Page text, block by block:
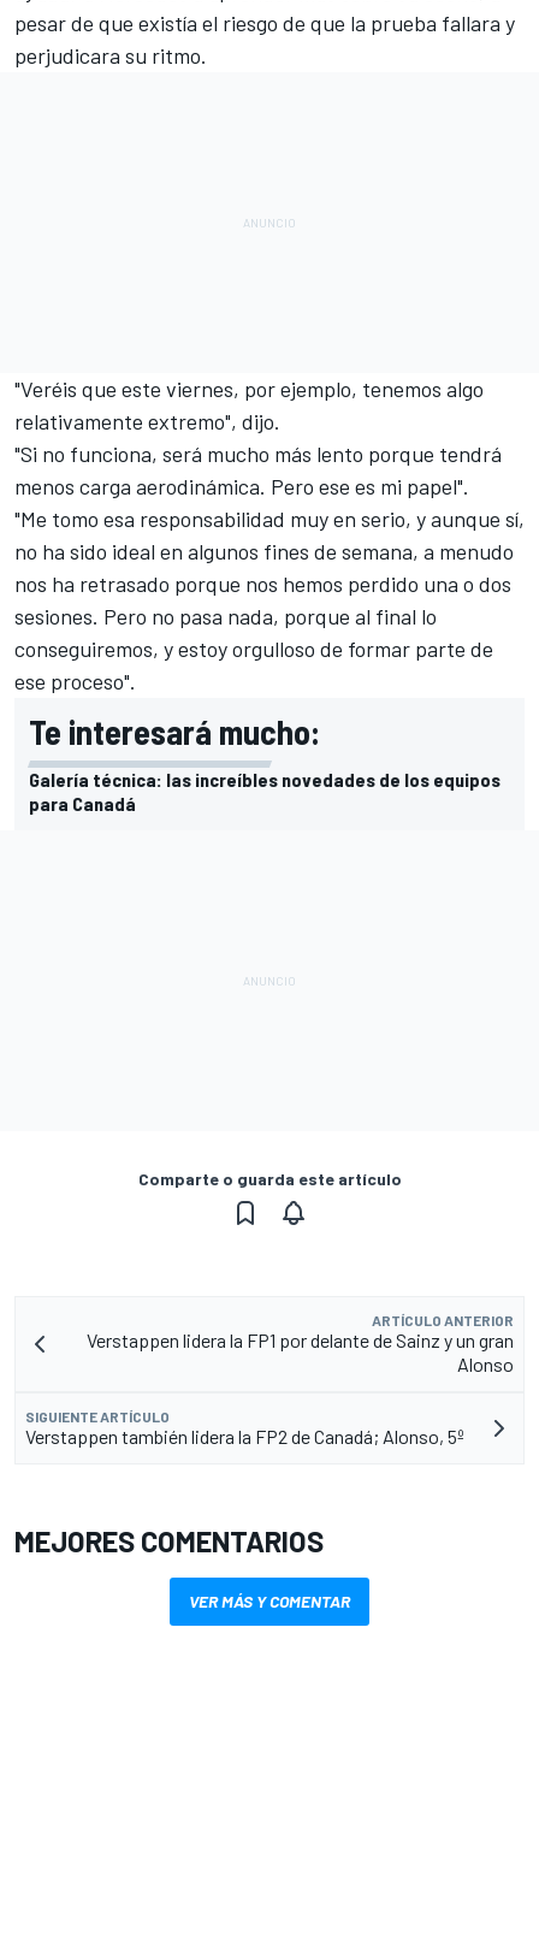
pesar de que existía el riesgo de que la prueba fallara y
perjudicara su ritmo.
"Veréis que este viernes, por ejemplo, tenemos algo
relativamente extremo", dijo.
"Si no funciona, será mucho más lento porque tendrá
menos carga aerodinámica. Pero ese es mi papel".
"Me tomo esa responsabilidad muy en serio, y aunque sí,
no ha sido ideal en algunos fines de semana, a menudo
nos ha retrasado porque nos hemos perdido una o dos
sesiones. Pero no pasa nada, porque al final lo
conseguiremos, y estoy orgulloso de formar parte de
ese proceso".
Te interesará mucho:
Galería técnica: las increíbles novedades de los equipos
para Canadá
Comparte o guarda este artículo
ARTÍCULO ANTERIOR
Verstappen lidera la FP1 por delante de Sainz y un gran
Alonso
SIGUIENTE ARTÍCULO
Verstappen también lidera la FP2 de Canadá; Alonso, 5º
MEJORES COMENTARIOS
VER MÁS Y COMENTAR